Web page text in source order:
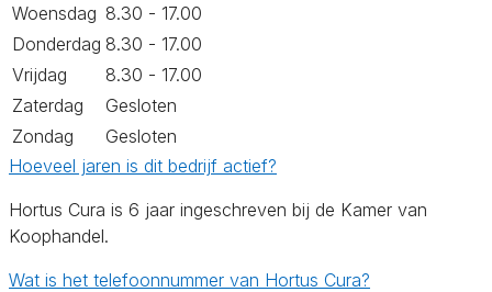
Woensdag 8.30 - 17.00
Donderdag 8.30 - 17.00
Vrijdag
8.30 - 17.00
Zaterdag
Gesloten
Zondag
Gesloten
Hoeveel jaren is dit bedrijf actief?
Hortus Cura is 6 jaar ingeschreven bij de Kamer van
Koophandel.
Wat is het telefoonnummer van Hortus Cura?